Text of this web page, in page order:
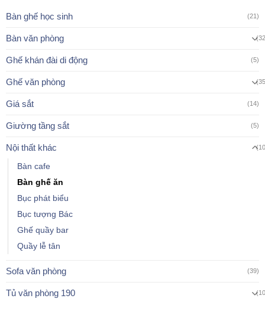
Bàn ghế học sinh (21)
Bàn văn phòng
Ghế khán đài di động (5)
Ghế văn phòng
Giá sắt (14)
Giường tầng sắt (5)
Nội thất khác
Bàn cafe
Bàn ghế ăn
Bục phát biểu
Bục tượng Bác
Ghế quầy bar
Quầy lễ tân
Sofa văn phòng (39)
Tủ văn phòng 190